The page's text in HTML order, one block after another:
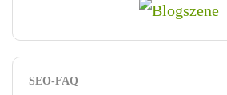
SEO-FAQ